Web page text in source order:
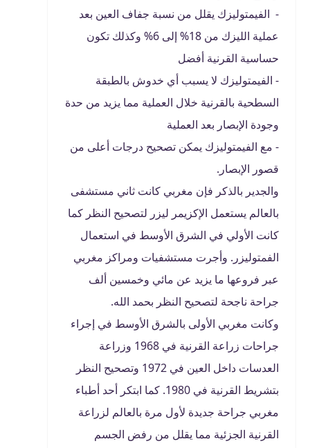
- الفيمتوليزك يقلل من نسبة جفاف العين بعد
عملية الليزك من 18% إلى 6% وكذلك تكون
حساسية القرنية أفضل
- الفيمتوليزك لا يسبب أي خدوش بالطبقة
السطحية بالقرنية خلال العملية مما يزيد من حدة
وجودة الإبصار بعد العملية
- مع الفيمتوليزك يمكن تصحيح درجات أعلى من
قصور الإبصار.
والجدير بالذكر فإن مغربي كانت ثاني مستشفى
بالعالم يستعمل الإكزيمر ليزر لتصحيح النظر كما
كانت الأولي في الشرق الأوسط في استعمال
الفمتوليزر. وأجرت مستشفيات ومراكز مغربي
عبر فروعها ما يزيد عن مائي وخمسين ألف
جراحة ناجحة لتصحيح النظر بحمد الله.
وكانت مغربي الأولى بالشرق الأوسط في إجراء
جراحات زراعة القرنية في 1968 وزراعة
العدسات داخل العين في 1972 وتصحيح النظر
بتشريط القرنية في 1980. كما ابتكر أحد أطباء
مغربي جراحة جديدة لأول مرة بالعالم لزراعة
القرنية الجزئية مما يقلل من رفض الجسم